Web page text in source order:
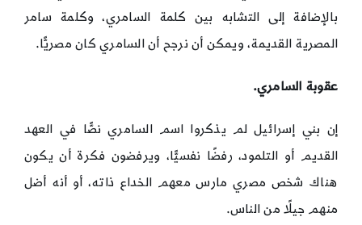
بالإضافة إلى التشابه بين كلمة السامري، وكلمة سامر
المصرية القديمة، ويمكن أن نرجح أن السامري كان مصريًّا.
عقوبة السامري.
إن بني إسرائيل لم يذكروا اسم السامري نصًّا في العهد
القديم أو التلمود، رفضًا نفسيًّا، ويرفضون فكرة أن يكون
هناك شخص مصري مارس معهم الخداع ذاته، أو أنه أضل
منهم جيلًا من الناس.